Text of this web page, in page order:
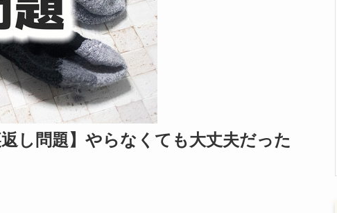
し問題】やらなくても大丈夫だった